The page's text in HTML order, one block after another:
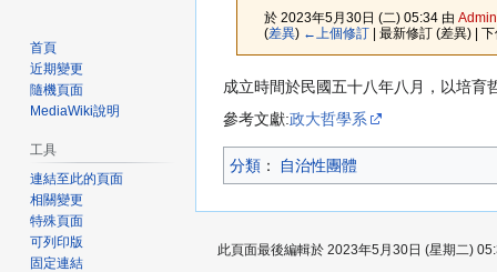
於 2023年5月30日 (二) 05:34 由 Admin
(差異) ←上個修訂| 最新修訂 (差異) |
跳
至
覽
跳
至
尋
成立時間於民國五十八年八月，以培育
參考文獻:政大哲學系
分類 ：​ 自治性團體
首頁
近期變更
隨機頁面
MediaWiki說明
工具
連結至此的頁面
相關變更
特殊頁面
可列印版
固定連結
此頁面最後編輯於 2023年5月30日 (星期二)